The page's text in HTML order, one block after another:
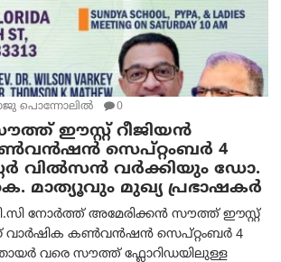
പൊന്നോലിൽ 0
ഈസ്റ്റ് റീജിയൻ
സെപ്റ്റംബർ 4
വിൽസൻ വർക്കിയും ഡോ.
മാത്യൂവും മുഖ്യ പ്രഭാഷകർ
നോർത്ത് അമേരിക്കൻ സൗത്ത് ഈസ്റ്റ്
മത് വാർഷിക കൺവൻഷൻ സെപ്റ്റംബർ 4
വരെ സൗത്ത് ഫ്ലോറിഡയിലുള്ള